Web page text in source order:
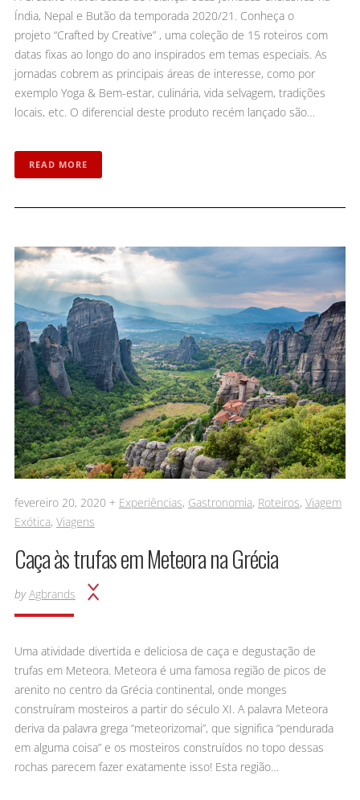
Índia, Nepal e Butão da temporada 2020/21. Conheça o
projeto “Crafted by Creative” , uma coleção de 15 roteiros com
datas fixas ao longo do ano inspirados em temas especiais. As
jornadas cobrem as principais áreas de interesse, como por
exemplo Yoga & Bem-estar, culinária, vida selvagem, tradições
locais, etc. O diferencial deste produto recém lançado são…
READ MORE
fevereiro 20, 2020 + Experiências, Gastronomia, Roteiros, Viagem
Exótica, Viagens
Caça às trufas em Meteora na Grécia
by Agbrands
Uma atividade divertida e deliciosa de caça e degustação de
trufas em Meteora. Meteora é uma famosa região de picos de
arenito no centro da Grécia continental, onde monges
construíram mosteiros a partir do século XI. A palavra Meteora
deriva da palavra grega “meteorizomai”, que significa “pendurada
em alguma coisa” e os mosteiros construídos no topo dessas
rochas parecem fazer exatamente isso! Esta região…